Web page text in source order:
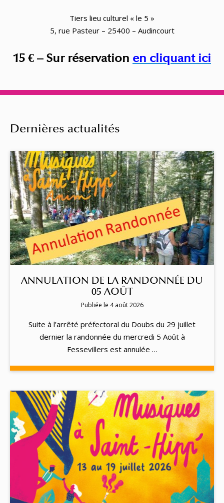
Tiers lieu culturel « le 5 »
5, rue Pasteur – 25400 – Audincourt
15 € – Sur réservation en cliquant ici
Dernières actualités
ANNULATION DE LA RANDONNÉE DU
05 AOÛT
Publiée le 4 août 2026
Suite à l’arrêté préfectoral du Doubs du 29 juillet
dernier la randonnée du mercredi 5 Août à
Fessevillers est annulée …